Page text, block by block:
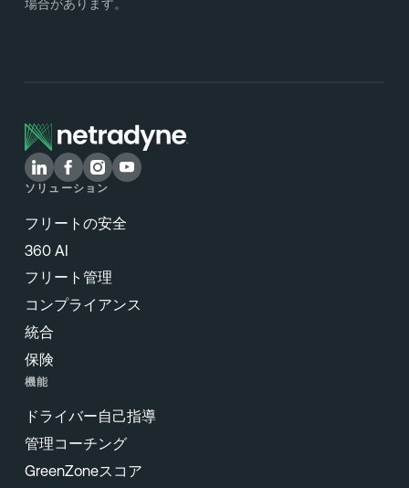
場合があります。
ソリューション
フリートの安全
360 AI
フリート管理
コンプライアンス
統合
保険
機能
ドライバー自己指導
管理コーチング
GreenZoneスコア